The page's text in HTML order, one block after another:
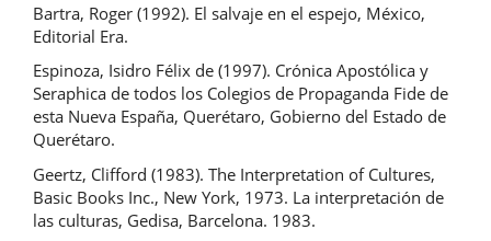
Bartra, Roger (1992). El salvaje en el espejo, México,
Editorial Era.
Espinoza, Isidro Félix de (1997). Crónica Apostólica y
Seraphica de todos los Colegios de Propaganda Fide de
esta Nueva España, Querétaro, Gobierno del Estado de
Querétaro.
Geertz, Clifford (1983). The Interpretation of Cultures,
Basic Books Inc., New York, 1973. La interpretación de
las culturas, Gedisa, Barcelona. 1983.